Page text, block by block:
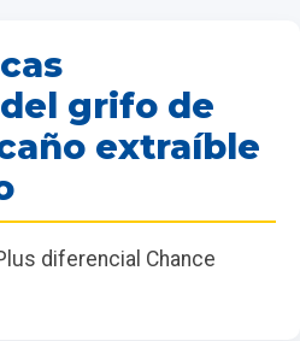
grifo de
extraíble
diferencial Chance